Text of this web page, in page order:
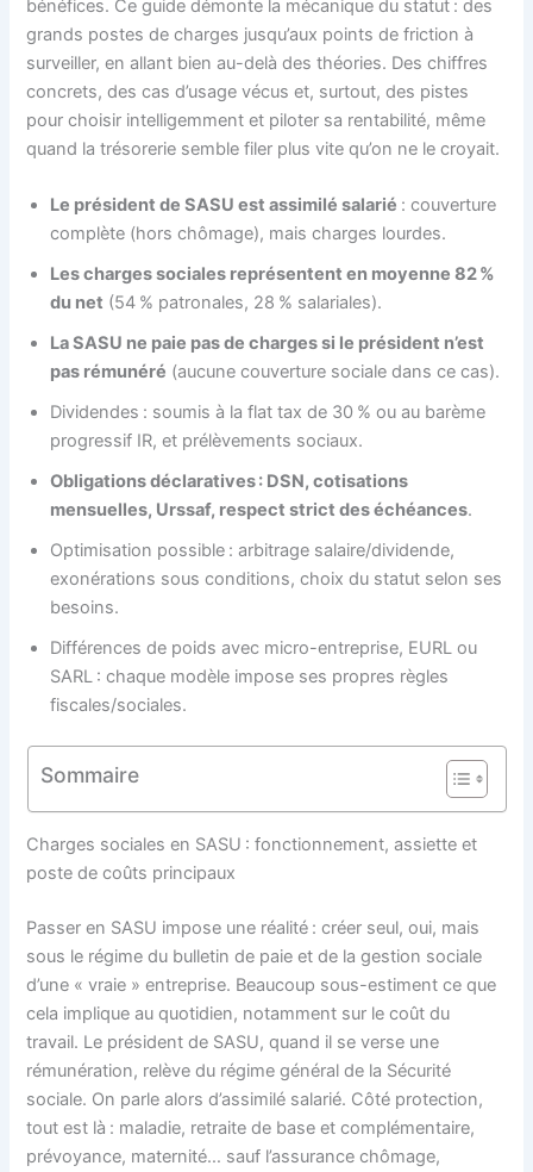
bénéfices. Ce guide démonte la mécanique du statut : des
grands postes de charges jusqu’aux points de friction à
surveiller, en allant bien au-delà des théories. Des chiffres
concrets, des cas d’usage vécus et, surtout, des pistes
pour choisir intelligemment et piloter sa rentabilité, même
quand la trésorerie semble filer plus vite qu’on ne le croyait.
Le président de SASU est assimilé salarié : couverture
complète (hors chômage), mais charges lourdes.
Les charges sociales représentent en moyenne 82 %
du net (54 % patronales, 28 % salariales).
La SASU ne paie pas de charges si le président n’est
pas rémunéré (aucune couverture sociale dans ce cas).
Dividendes : soumis à la flat tax de 30 % ou au barème
progressif IR, et prélèvements sociaux.
Obligations déclaratives : DSN, cotisations
mensuelles, Urssaf, respect strict des échéances.
Optimisation possible : arbitrage salaire/dividende,
exonérations sous conditions, choix du statut selon ses
besoins.
Différences de poids avec micro-entreprise, EURL ou
SARL : chaque modèle impose ses propres règles
fiscales/sociales.
Sommaire
Charges sociales en SASU : fonctionnement, assiette et
poste de coûts principaux
Passer en SASU impose une réalité : créer seul, oui, mais
sous le régime du bulletin de paie et de la gestion sociale
d’une « vraie » entreprise. Beaucoup sous-estiment ce que
cela implique au quotidien, notamment sur le coût du
travail. Le président de SASU, quand il se verse une
rémunération, relève du régime général de la Sécurité
sociale. On parle alors d’assimilé salarié. Côté protection,
tout est là : maladie, retraite de base et complémentaire,
prévoyance, maternité… sauf l’assurance chômage,